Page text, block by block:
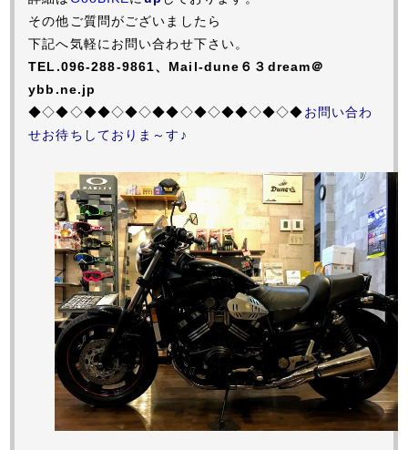
その他ご質問がございましたら
下記へ気軽にお問い合わせ下さい。
TEL.096-288-9861、Mail-dune６３dream＠
ybb.ne.jp
◆◇◆◇◆◆◇◆◇◆◆◇◆◇◆◆◇◆◇◆お問い合わ
せお待ちしておりま～す♪